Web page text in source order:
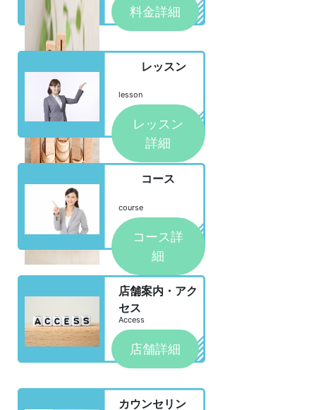
料金詳細
レッスン
lesson
レッスン
詳細
コース
course
コース詳
細
店舗案内・アク
セス
Access
店舗詳細
カウンセリン